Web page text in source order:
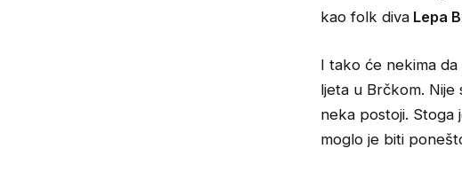
kao folk diva Lepa
I tako će nekima
ljeta u Brčkom.
neka postoji. Stoga
moglo je biti